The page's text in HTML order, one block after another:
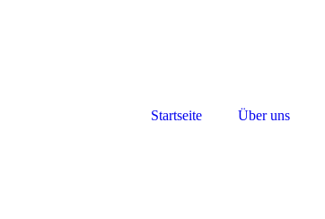
Startseite Über uns